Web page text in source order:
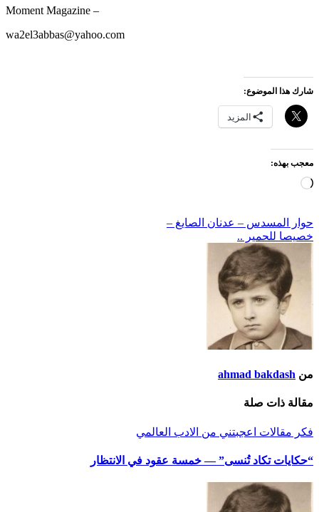
– Moment Magazine
wa2el3abbas@yahoo.com
شارك هذا الموضوع:
المزيد
معجب بهذه:
جاري
تصفّح
المقالات
حوار المسدس – عدنان الصايغ –
خصيصا للحمير ..
من ahmad bakdash
مقالة ذات صلة
فكر مقالات اعجبتني من الادب العالمي
“حكايات تكاد تُنسى” — خمسة عقود في الانتظار